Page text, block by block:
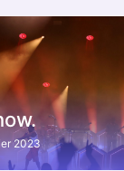
2023